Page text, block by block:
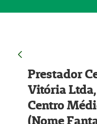
Prestador
Vitória
Centro
(Nome